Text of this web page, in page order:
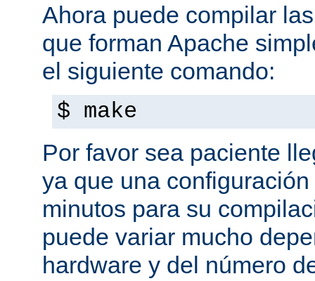
Ahora puede compilar
que forman Apache
el siguiente comando:
$ make
Por favor sea paciente
ya que una
minutos para su
puede variar mucho
hardware y del número